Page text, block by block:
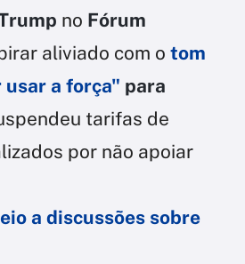
no Fórum
aliviado com o tom
usar a força" para
tarifas de
por não apoiar
a discussões sobre